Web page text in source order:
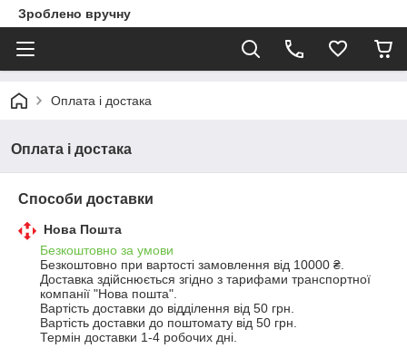
Зроблено вручну
Оплата і достака
Оплата і достака
Способи доставки
Нова Пошта
Безкоштовно за умови
Безкоштовно при вартості замовлення від 10000 ₴.
Доставка здійснюється згідно з тарифами транспортної
компанії "Нова пошта".
Вартість доставки до відділення від 50 грн.
Вартість доставки до поштомату від 50 грн.
Термін доставки 1-4 робочих дні.